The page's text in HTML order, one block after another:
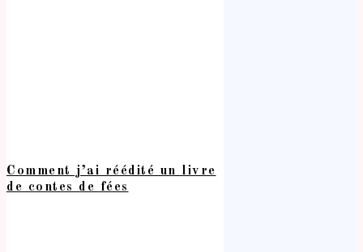
Comment j’ai réédité un livre
de contes de fées